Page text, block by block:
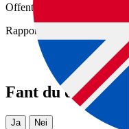
Offentlige veterinærer og
Rapporten finner du på
Fant du det du
Ja Nei